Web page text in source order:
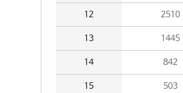
12 2510
13 1445
14 842
15 503